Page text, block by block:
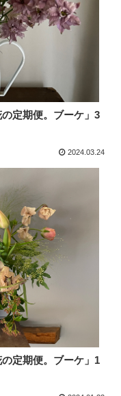
定期便。ブーケ」3
2024.03.24
定期便。ブーケ」1